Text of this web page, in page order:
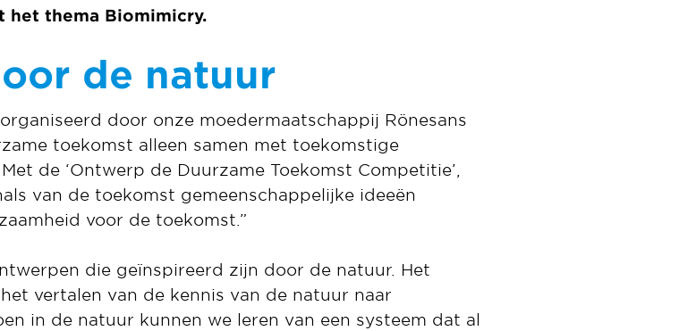
het thema Biomimicry.
de natuur
door onze moedermaatschappij Rönesans
toekomst alleen samen met toekomstige
de ‘Ontwerp de Duurzame Toekomst Competitie’,
van de toekomst gemeenschappelijke ideeën
voor de toekomst.”
die geïnspireerd zijn door de natuur. Het
vertalen van de kennis van de natuur naar
in de natuur kunnen we leren van een systeem dat al